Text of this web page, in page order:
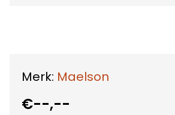
Merk: Maelson
€--,--